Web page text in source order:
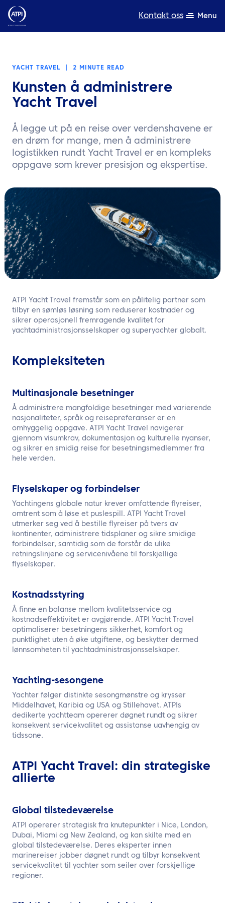
Kontakt oss Menu
Ressurser
Om oss
Bærekraft
TravelHub Login
Kontakt oss
NO
YACHT TRAVEL 2 MINUTE READ
Kunsten å administrere
Yacht Travel
Å legge ut på en reise over verdenshavene er
en drøm for mange, men å administrere
logistikken rundt Yacht Travel er en kompleks
oppgave som krever presisjon og ekspertise.
ATPI Yacht Travel fremstår som en pålitelig partner som
tilbyr en sømløs løsning som reduserer kostnader og
sikrer operasjonell fremragende kvalitet for
yachtadministrasjonsselskaper og superyachter globalt.
Kompleksiteten
Multinasjonale besetninger
Å administrere mangfoldige besetninger med varierende
nasjonaliteter, språk og reisepreferanser er en
omhyggelig oppgave. ATPI Yacht Travel navigerer
gjennom visumkrav, dokumentasjon og kulturelle nyanser,
og sikrer en smidig reise for besetningsmedlemmer fra
hele verden.
Flyselskaper og forbindelser
Yachtingens globale natur krever omfattende flyreiser,
omtrent som å løse et puslespill. ATPI Yacht Travel
utmerker seg ved å bestille flyreiser på tvers av
kontinenter, administrere tidsplaner og sikre smidige
forbindelser, samtidig som de forstår de ulike
retningslinjene og servicenivåene til forskjellige
flyselskaper.
Kostnadsstyring
Å finne en balanse mellom kvalitetsservice og
kostnadseffektivitet er avgjørende. ATPI Yacht Travel
optimaliserer besetningens sikkerhet, komfort og
punktlighet uten å øke utgiftene, og beskytter dermed
lønnsomheten til yachtadministrasjonsselskaper.
Yachting-sesongene
Yachter følger distinkte sesongmønstre og krysser
Middelhavet, Karibia og USA og Stillehavet. ATPIs
dedikerte yachtteam opererer døgnet rundt og sikrer
konsekvent servicekvalitet og assistanse uavhengig av
tidssone.
ATPI Yacht Travel: din strategiske
allierte
Global tilstedeværelse
ATPI opererer strategisk fra knutepunkter i Nice, London,
Dubai, Miami og New Zealand, og kan skilte med en
global tilstedeværelse. Deres eksperter innen
marinereiser jobber døgnet rundt og tilbyr konsekvent
servicekvalitet til yachter som seiler over forskjellige
regioner.